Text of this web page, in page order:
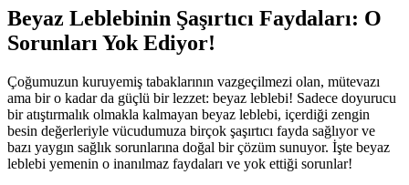
Beyaz Leblebinin Şaşırtıcı Faydaları: O
Sorunları Yok Ediyor!
Çoğumuzun kuruyemiş tabaklarının vazgeçilmezi olan, mütevazı
ama bir o kadar da güçlü bir lezzet: beyaz leblebi! Sadece doyurucu
bir atıştırmalık olmakla kalmayan beyaz leblebi, içerdiği zengin
besin değerleriyle vücudumuza birçok şaşırtıcı fayda sağlıyor ve
bazı yaygın sağlık sorunlarına doğal bir çözüm sunuyor. İşte beyaz
leblebi yemenin o inanılmaz faydaları ve yok ettiği sorunlar!